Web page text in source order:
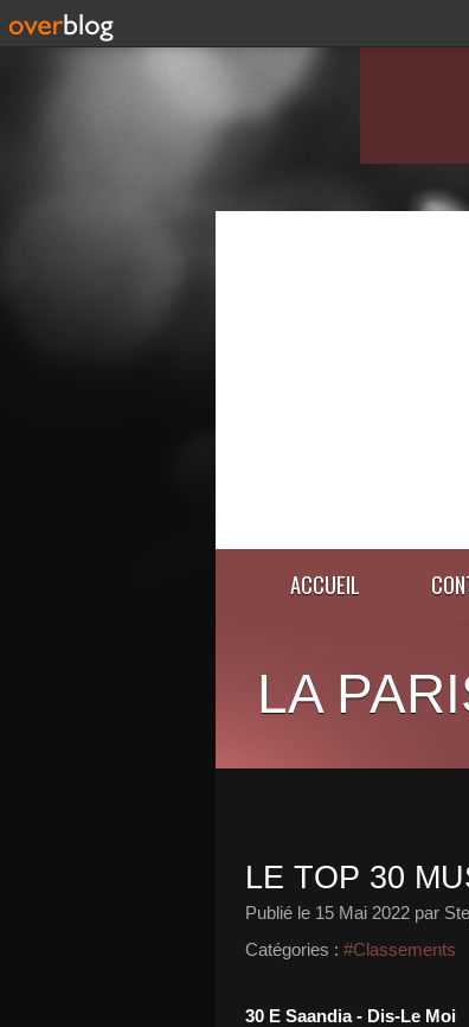
ACCUEIL
LA
LE TOP 30
Publié le 15 Mai 2022 par
Catégories : #Classements
30 E Saandia - Dis-Le Moi